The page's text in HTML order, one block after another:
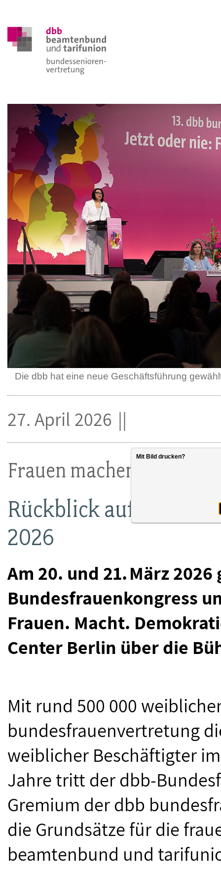
Die dbb hat eine neue Geschäftsführung
Frauen machen
Rückblick auf den
2026
Am 20. und 21. März
Bundesfrauenkongress
Frauen. Macht.
Center Berlin über die
27. April 2026
Mit rund 500 000
bundesfrauenvertretung
weiblicher Beschäftigter
Jahre tritt der dbb-
Gremium der dbb
die Grundsätze für die
beamtenbund und
Mit Bild drucken?